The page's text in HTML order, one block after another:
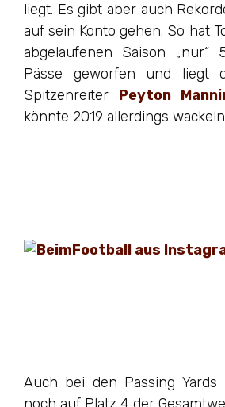
liegt. Es gibt aber auch
auf sein Konto gehen. So hat
abgelaufenen Saison „nur“
Pässe geworfen und liegt
Spitzenreiter Peyton
könnte 2019 allerdings
Auch bei den Passing Yards